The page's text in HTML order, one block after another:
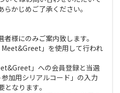
かじめご了承ください。
様にのみご案内致します。
」を使用して行われ
」への会員登録と当選
加用シリアルコード」の入力
となります｡